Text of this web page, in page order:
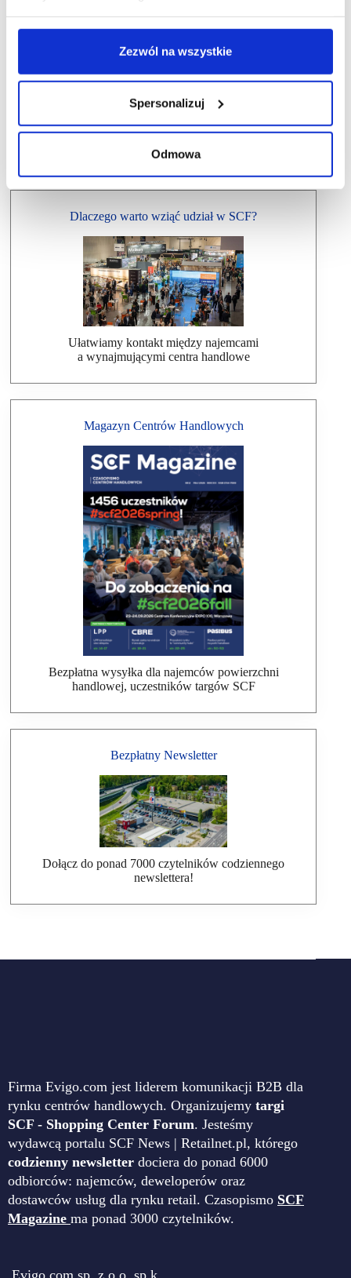
Zezwól na wszystkie
Spersonalizuj
Odmowa
Dlaczego warto wziąć udział w SCF?
Ułatwiamy kontakt między najemcami
a wynajmującymi centra handlowe
Magazyn Centrów Handlowych
Bezpłatna wysyłka dla najemców powierzchni
handlowej, uczestników targów SCF
Bezpłatny Newsletter
Dołącz do ponad 7000 czytelników codziennego
newslettera!
Firma Evigo.com jest liderem komunikacji B2B dla
rynku centrów handlowych. Organizujemy targi
SCF - Shopping Center Forum. Jesteśmy
wydawcą portalu SCF News | Retailnet.pl, którego
codzienny newsletter dociera do ponad 6000
odbiorców: najemców, deweloperów oraz
dostawców usług dla rynku retail. Czasopismo SCF
Magazine ma ponad 3000 czytelników.
Evigo.com sp. z o.o. sp.k.